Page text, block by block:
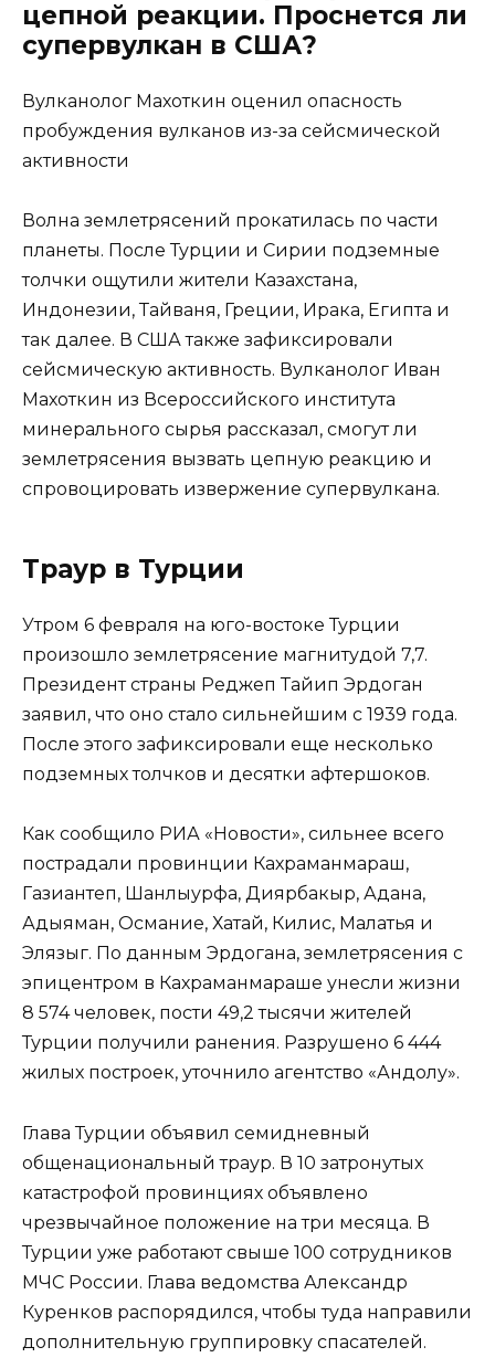
цепной реакции. Проснется ли
супервулкан в США?
Вулканолог Махоткин оценил опасность
пробуждения вулканов из-за сейсмической
активности
Волна землетрясений прокатилась по части
планеты. После Турции и Сирии подземные
толчки ощутили жители Казахстана,
Индонезии, Тайваня, Греции, Ирака, Египта и
так далее. В США также зафиксировали
сейсмическую активность. Вулканолог Иван
Махоткин из Всероссийского института
минерального сырья рассказал, смогут ли
землетрясения вызвать цепную реакцию и
спровоцировать извержение супервулкана.
Траур в Турции
Утром 6 февраля на юго-востоке Турции
произошло землетрясение магнитудой 7,7.
Президент страны Реджеп Тайип Эрдоган
заявил, что оно стало сильнейшим с 1939 года.
После этого зафиксировали еще несколько
подземных толчков и десятки афтершоков.
Как сообщило РИА «Новости», сильнее всего
пострадали провинции Кахраманмараш,
Газиантеп, Шанлыурфа, Диярбакыр, Адана,
Адыяман, Османие, Хатай, Килис, Малатья и
Элязыг. По данным Эрдогана, землетрясения с
эпицентром в Кахраманмараше унесли жизни
8 574 человек, пости 49,2 тысячи жителей
Турции получили ранения. Разрушено 6 444
жилых построек, уточнило агентство «Андолу».
Глава Турции объявил семидневный
общенациональный траур. В 10 затронутых
катастрофой провинциях объявлено
чрезвычайное положение на три месяца. В
Турции уже работают свыше 100 сотрудников
МЧС России. Глава ведомства Александр
Куренков распорядился, чтобы туда направили
дополнительную группировку спасателей.